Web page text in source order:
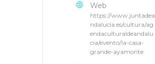
Web
https://www.juntadea
ndalucia.es/cultura/ag
endaculturaldeandalu
cia/evento/la-casa-
grande-ayamonte